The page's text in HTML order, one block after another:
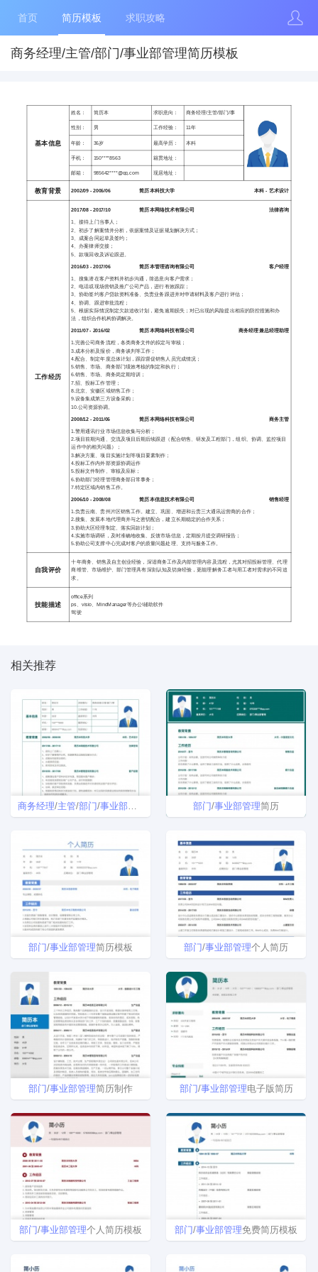
首页 简历模板 求职攻略
商务经理/主管/部门/事业部管理简历模板
基本信息
姓名： 简历本 求职意向： 商务经理/主管/部门/事
性别： 男 工作经验： 11年
年龄： 36岁 最高学历： 本科
手机： 150****8563 籍贯地址：
邮箱： 985642****@qq.com 现居地址：
教育背景 2002/09 - 2006/06 简历本科技大学 本科 - 艺术设计
工作经历
2017/08 - 2017/10 简历本网络技术有限公司 法律咨询
1、接待上门当事人；
2、初步了解案情并分析，依据案情及证据规划解决方式；
3、成案合同起草及签约；
4、办案律师交接；
5、款项回收及诉讼跟进。
2016/03 - 2017/06 简历本管理咨询有限公司 客户经理
1、搜集潜在客户资料并初步沟通，筛选意向客户需求；
2、电话或现场营销及推广公司产品，进行有效跟踪；
3、协助签约客户贷款资料准备、负责业务跟进并对申请材料及客户进行评估；
4、协调、跟进审批流程；
5、根据实际情况制定欠款追收计划，避免逾期损失；对已出现的风险提出相应的防控措施和办
法，组织合作机构协调解决。
2011/07 - 2016/02 简历本网络科技有限公司 商务经理兼总经理助理
1.完善公司商务流程，各类商务文件的拟定与审核；
3.成本分析及报价，商务谈判等工作；
4.配合、制定年度总体计划，跟踪督促销售人员完成情况；
5.销售、市场、商务部门绩效考核的制定和执行；
6.销售、市场、商务岗定期培训；
7.招、投标工作管理；
8.北京、安徽区域销售工作；
9.设备集成第三方设备采购；
10.公司资源协调。
2008/12 - 2011/06 简历本网络科技有限公司 商务主管
1.警用通讯行业市场信息收集与分析；
2.项目前期沟通、交流及项目后期后续跟进（配合销售、研发及工程部门，组织、协调、监控项目
运作中的相关问题）；
3.解决方案、项目实施计划等项目要素制作；
4.投标工作内外部资源协调运作
5.投标文件制作、审核及应标；
6.协助部门经理管理商务部日常事务；
7.特定区域内销售工作。
2006/10 - 2008/08 简历本信息技术有限公司 销售经理
1.负责云南、贵州片区销售工作。建立、巩固、增进和云贵三大通讯运营商的合作；
2.搜集、发展本地代理商并与之密切配合，建立长期稳定的合作关系；
3.协助大区经理制定、落实回款计划；
4.实施市场调研，及时准确地收集、反馈市场信息，定期按月提交调研报告；
5.协助公司支撑中心完成对客户的质量问题处理、支持与服务工作。
自我评价
十年商务、销售及自主创业经验，深谙商务工作及内部管理内容及流程，尤其对招投标管理、代理
商维管、市场维护、部门管理具有深刻认知及切身经验，更能理解务工者与用工者对需求的不同追
求。
技能描述
office系列
ps、visio、MindManager等办公\辅助软件
驾驶
相关推荐
商务经理/主管/部门/事业部管理 部门/事业部管理简历
部门/事业部管理简历模板 部门/事业部管理个人简历
部门/事业部管理简历制作 部门/事业部管理电子版简历
部门/事业部管理个人简历模板 部门/事业部管理免费简历模板